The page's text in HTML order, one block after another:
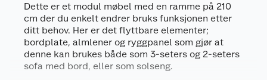
Dette er et modul møbel med en ramme på 210
cm der du enkelt endrer bruks funksjonen etter
ditt behov. Her er det flyttbare elementer;
bordplate, almlener og ryggpanel som gjør at
denne kan brukes både som 3-seters og 2-seters
sofa med bord, eller som solseng.